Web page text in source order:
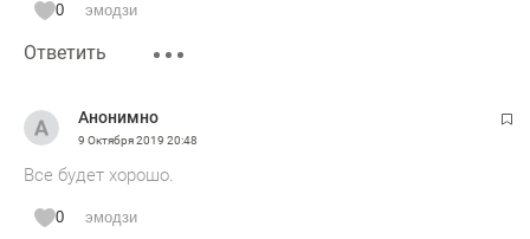
0 эмодзи
Ответить
Анонимно
9 Октября 2019 20:48
Все будет хорошо.
0 эмодзи